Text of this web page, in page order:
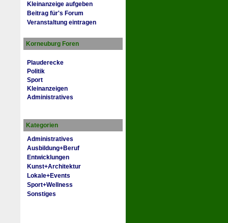
Kleinanzeige aufgeben
Beitrag für's Forum
Veranstaltung eintragen
Korneuburg Foren
Plauderecke
Politik
Sport
Kleinanzeigen
Administratives
Kategorien
Administratives
Ausbildung+Beruf
Entwicklungen
Kunst+Architektur
Lokale+Events
Sport+Wellness
Sonstiges